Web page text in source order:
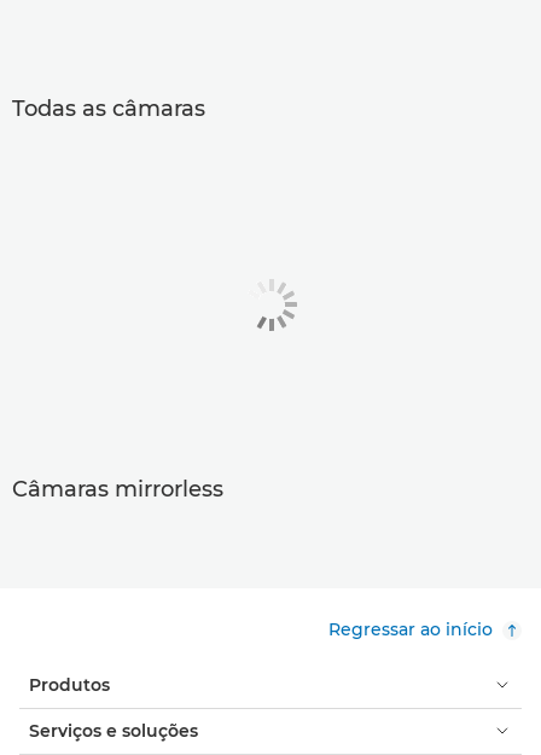
Todas as câmaras
Câmaras mirrorless
Regressar ao início
Produtos
Serviços e soluções